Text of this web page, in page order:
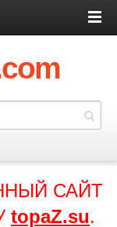
САЙТ
topaZ.su.